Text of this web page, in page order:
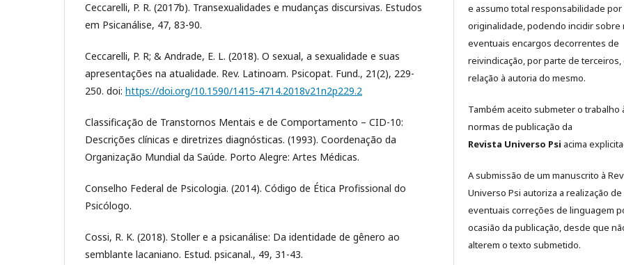
Ceccarelli, P. R. (2017b). Transexualidades e mudanças discursivas. Estudos
em Psicanálise, 47, 83-90.
Ceccarelli, P. R; & Andrade, E. L. (2018). O sexual, a sexualidade e suas
apresentações na atualidade. Rev. Latinoam. Psicopat. Fund., 21(2), 229-
250. doi: https://doi.org/10.1590/1415-4714.2018v21n2p229.2
Classificação de Transtornos Mentais e de Comportamento – CID-10:
Descrições clínicas e diretrizes diagnósticas. (1993). Coordenação da
Organização Mundial da Saúde. Porto Alegre: Artes Médicas.
Conselho Federal de Psicologia. (2014). Código de Ética Profissional do
Psicólogo.
Cossi, R. K. (2018). Stoller e a psicanálise: Da identidade de gênero ao
semblante lacaniano. Estud. psicanal., 49, 31-43.
e assumo total responsabilidade por
originalidade, podendo incidir sobre
eventuais encargos decorrentes de
reivindicação, por parte de terceiros,
relação à autoria do mesmo.
Também aceito submeter o trabalho
normas de publicação da
Revista Universo Psi acima
A submissão de um manuscrito à
Universo Psi autoriza a realização de
eventuais correções de linguagem
ocasião da publicação, desde que
alterem o texto submetido.